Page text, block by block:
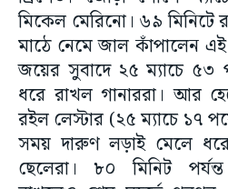
মিকেল মেরিনো। ৬৯ মিনিটে
মাঠে নেমে জাল কাঁপালেন
জয়ের সুবাদে ২৫ ম্যাচে ৫৩
ধরে রাখল গানাররা। আর
রইল লেস্টার (২৫ ম্যাচে ১৭
সময় দারুণ লড়াই মেলে
ছেলেরা। ৮০ মিনিট